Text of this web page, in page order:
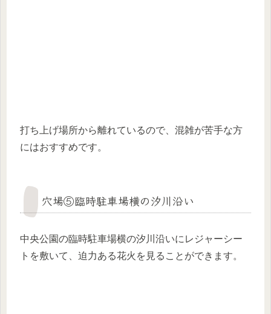
打ち上げ場所から離れているので、混雑が苦手な方
にはおすすめです。
穴場⑤臨時駐車場横の汐川沿い
中央公園の臨時駐車場横の汐川沿いにレジャーシー
トを敷いて、迫力ある花火を見ることができます。